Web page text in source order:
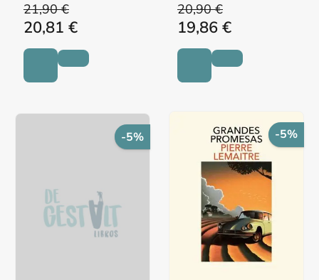
21,90 €
20,81 €
20,90 €
19,86 €
-5% -5%